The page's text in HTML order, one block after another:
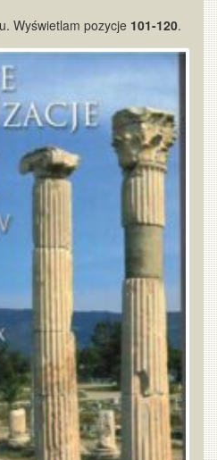
Wyświetlam pozycje 101-120.